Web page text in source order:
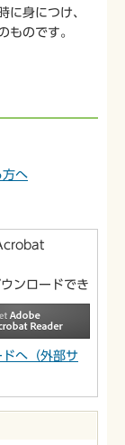
に身につけ、
ものです。
方へ
ンロードでき
へ（外部サ